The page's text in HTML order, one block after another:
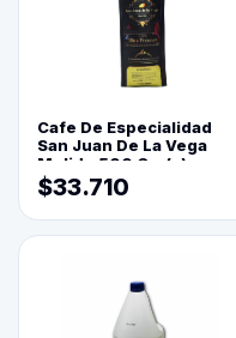
Cafe De Especialidad
San Juan De La Vega
Molido 500 Grs(=)
$33.710